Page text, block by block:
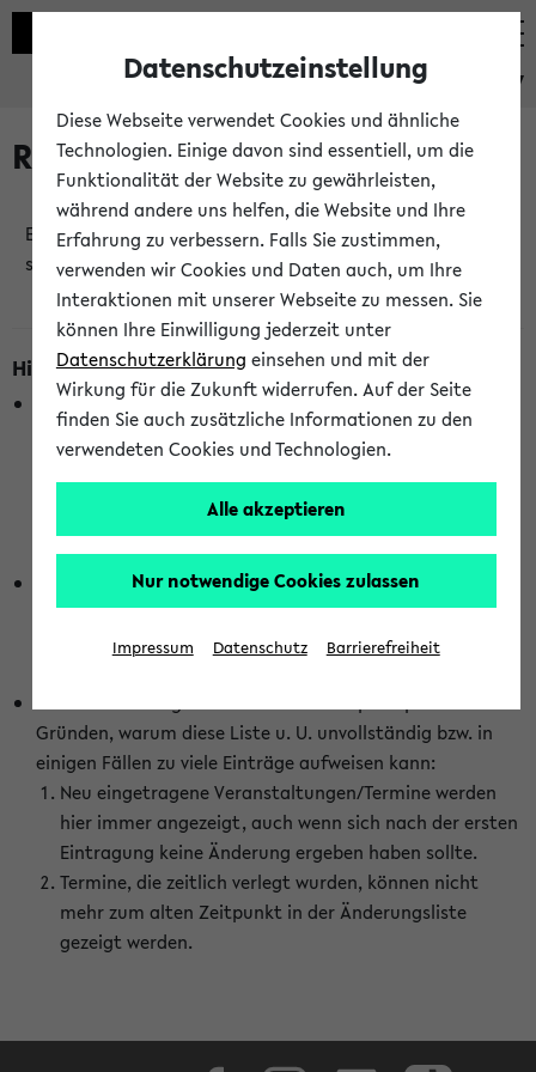
eKVV
Raumänderungen
Es wurden keine Raumänderungen an jetzt
stattfindenden Veranstaltungen gefunden!
Hinweise zur Liste der Raumänderungen
In dieser Liste werden nur Veranstaltungstermine
berücksichtigt, die gerade oder innerhalb der nächsten 2
Stunden stattfinden. Berücksichtigt werden nur Termine,
wurden. Die Anzeige ist semesterübergreifend und nicht
abhängig vom im eKVV gewählten Semester.
Die hier gezeigte Liste von Raumänderungen kann nur
vollständig sein, wenn den Fakultäten von den Lehrenden
die Änderungen zeitnah mitgeteilt und diese Änderungen
Gründen, warum diese Liste u. U. unvollständig bzw. in
einigen Fällen zu viele Einträge aufweisen kann:
Neu eingetragene Veranstaltungen/Termine werden
hier immer angezeigt, auch wenn sich nach der ersten
Eintragung keine Änderung ergeben haben sollte.
Termine, die zeitlich verlegt wurden, können nicht
mehr zum alten Zeitpunkt in der Änderungsliste
gezeigt werden.
Datenschutzeinstellung
Diese Webseite verwendet Cookies und ähnliche
Technologien. Einige davon sind essentiell, um die
Funktionalität der Website zu gewährleisten,
während andere uns helfen, die Website und Ihre
Erfahrung zu verbessern. Falls Sie zustimmen,
verwenden wir Cookies und Daten auch, um Ihre
Interaktionen mit unserer Webseite zu messen. Sie
können Ihre Einwilligung jederzeit unter
Datenschutzerklärung einsehen und mit der
Wirkung für die Zukunft widerrufen. Auf der Seite
finden Sie auch zusätzliche Informationen zu den
verwendeten Cookies und Technologien.
Alle akzeptieren
Nur notwendige Cookies zulassen
Impressum Datenschutz Barrierefreiheit